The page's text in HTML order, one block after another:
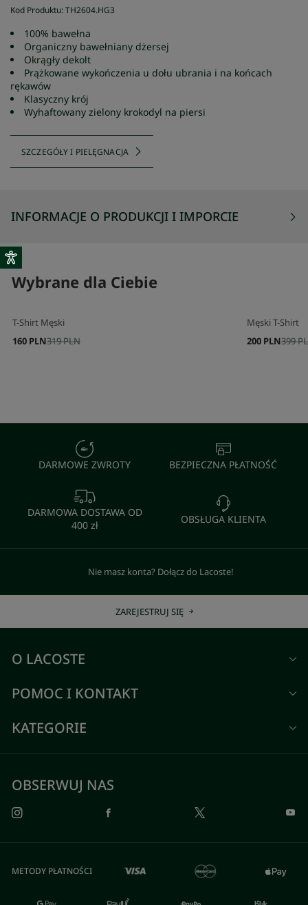
Kod Produktu:TH2604.HG3
100% bawełna
Organiczny bawełniany dżersej
Okrągły dekolt
Prążkowane wykończenia u dołu ubrania i na końcach
rękawów
Klasyczny krój
Wyhaftowany zielony krokodyl na piersi
SZCZEGÓŁY I PIELĘGNACJA
INFORMACJE O PRODUKCJI I IMPORCIE
Wybrane dla Ciebie
T-Shirt Męski
319 PLN
160 PLN
Męski T-Shirt
399
200 PLN
DARMOWE ZWROTY BEZPIECZNA PŁATNOŚĆ
DARMOWA DOSTAWA OD
400 zł
OBSŁUGA KLIENTA
Nie masz konta? Dołącz do Lacoste!
ZAREJESTRUJ SIĘ
O LACOSTE
POMOC I KONTAKT
KATEGORIE
OBSERWUJ NAS
METODY PŁATNOŚCI